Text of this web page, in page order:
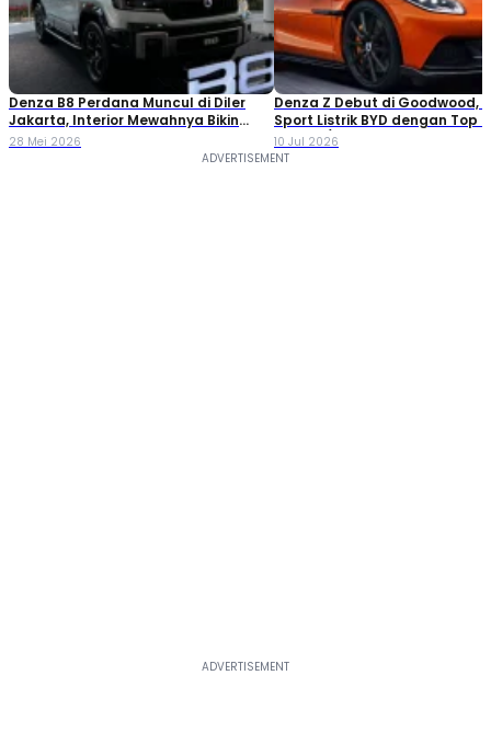
Denza B8 Perdana Muncul di Diler
Jakarta, Interior Mewahnya Bikin
Salfok!
28 Mei 2026
Denza Z Debut di Goodwood,
Sport Listrik BYD dengan Top
350 Km/Jam!
10 Jul 2026